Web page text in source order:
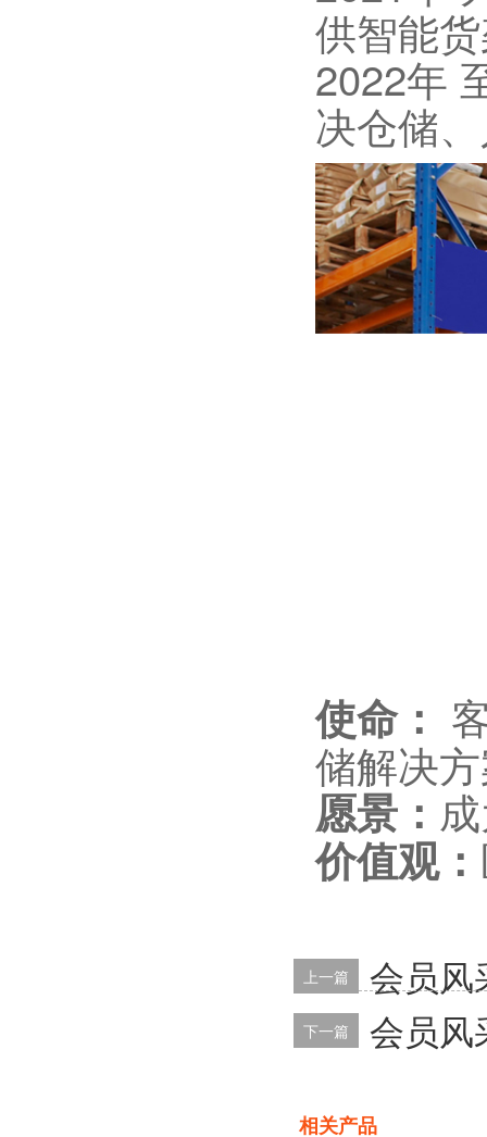
供智能
2022年
决仓储
使命：
储解决
愿景：
价值观：
上一篇 会员风
下一篇 会员风
相关产品